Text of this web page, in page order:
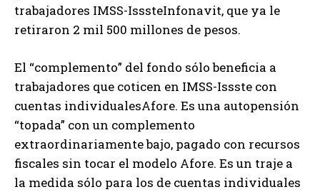
trabajadores IMSS-IsssteInfonavit, que ya le
retiraron 2 mil 500 millones de pesos.
El “complemento” del fondo sólo beneficia a
trabajadores que coticen en IMSS-Issste con
cuentas individualesAfore. Es una autopensión
“topada” con un complemento
extraordinariamente bajo, pagado con recursos
fiscales sin tocar el modelo Afore. Es un traje a
la medida sólo para los de cuentas individuales